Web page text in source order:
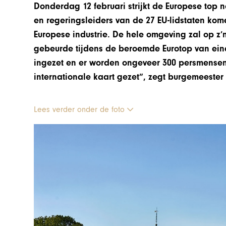
Donderdag 12 februari strijkt de Europese top
en regeringsleiders van de 27 EU-lidstaten
Europese industrie. De hele omgeving zal op
gebeurde tijdens de beroemde Eurotop van
ingezet en er worden ongeveer 300
internationale kaart gezet”, zegt burgemeester
Lees verder onder de foto